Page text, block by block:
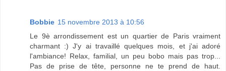
Bobbie 15 novembre 2013 à 10:56
Le 9è arrondissement est un quartier de Paris vraiment
charmant :) J'y ai travaillé quelques mois, et j'ai adoré
l'ambiance! Relax, familial, un peu bobo mais pas trop...
Pas de prise de tête, personne ne te prend de haut.